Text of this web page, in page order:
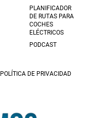
PLANIFICADOR
DE RUTAS PARA
COCHES
ELÉCTRICOS
PODCAST
POLÍTICA DE PRIVACIDAD